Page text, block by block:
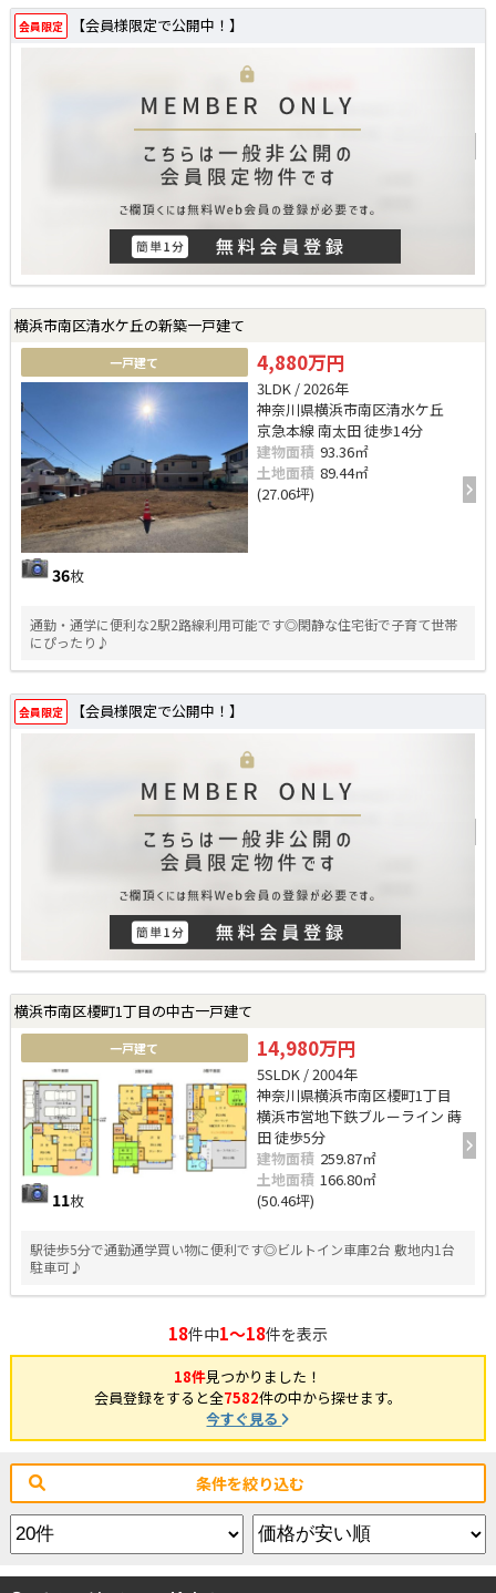
会員限定 【会員様限定で公開中！】
横浜市南区清水ケ丘の新築一戸建て
一戸建て
36枚
4,880万円
3LDK / 2026年
神奈川県横浜市南区清水ケ丘
京急本線 南太田 徒歩14分
建物面積 93.36㎡
土地面積 89.44㎡
(27.06坪)
通勤・通学に便利な2駅2路線利用可能です◎閑静な住宅街で子育て世帯
にぴったり♪
会員限定 【会員様限定で公開中！】
横浜市南区榎町1丁目の中古一戸建て
一戸建て
11枚
14,980万円
5SLDK / 2004年
神奈川県横浜市南区榎町1丁目
横浜市営地下鉄ブルーライン 蒔
田 徒歩5分
建物面積 259.87㎡
土地面積 166.80㎡
(50.46坪)
駅徒歩5分で通勤通学買い物に便利です◎ビルトイン車庫2台 敷地内1台
駐車可♪
18件中1～18件を表示
18件見つかりました！
会員登録をすると全7582件の中から探せます。
今すぐ見る
条件を絞り込む